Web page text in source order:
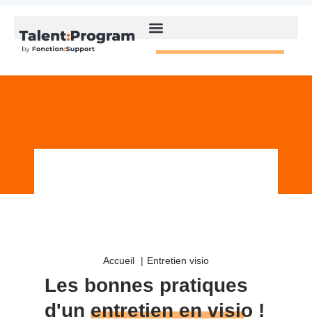
Accueil Entretien visio
Les bonnes pratiques
d'un entretien en visio !